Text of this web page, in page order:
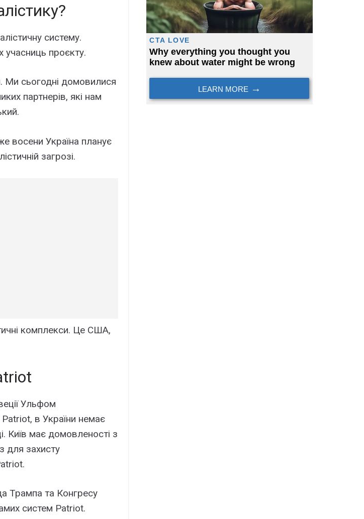
систему.
проєкту.
Ми сьогодні домовилися
партнерів, які нам
восени Україна планує
загрозі.
комплекси. Це США,
Ульфом
в України немає
Київ має домовленості з
для захисту
Трампа та Конгресу
систем Patriot.